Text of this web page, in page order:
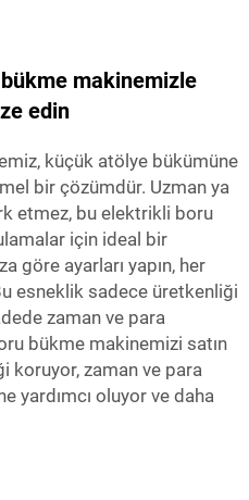
makinemizle
edin
küçük atölye bükümüne
bir çözümdür. Uzman ya
etmez, bu elektrikli boru
için ideal bir
göre ayarları yapın, her
esneklik sadece üretkenliği
zaman ve para
bükme makinemizi satın
koruyor, zaman ve para
yardımcı oluyor ve daha